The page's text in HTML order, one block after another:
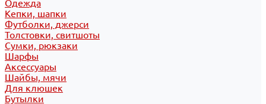
Одежда
Кепки, шапки
Футболки, джерси
Толстовки, свитшоты
Сумки, рюкзаки
Шарфы
Аксессуары
Шайбы, мячи
Для клюшек
Бутылки